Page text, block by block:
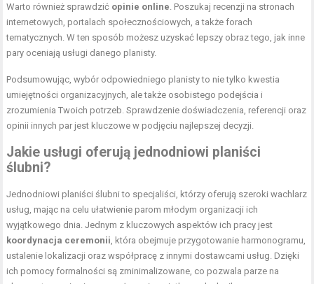
Warto również sprawdzić opinie online . Poszukaj recenzji na stronach
internetowych, portalach społecznościowych, a także forach
tematycznych. W ten sposób możesz uzyskać lepszy obraz tego, jak inne
pary oceniają usługi danego planisty.
Podsumowując, wybór odpowiedniego planisty to nie tylko kwestia
umiejętności organizacyjnych, ale także osobistego podejścia i
zrozumienia Twoich potrzeb. Sprawdzenie doświadczenia, referencji oraz
opinii innych par jest kluczowe w podjęciu najlepszej decyzji.
Jakie usługi oferują jednodniowi planiści
ślubni?
Jednodniowi planiści ślubni to specjaliści, którzy oferują szeroki wachlarz
usług, mając na celu ułatwienie parom młodym organizacji ich
wyjątkowego dnia. Jednym z kluczowych aspektów ich pracy jest
koordynacja ceremonii , która obejmuje przygotowanie harmonogramu,
ustalenie lokalizacji oraz współpracę z innymi dostawcami usług. Dzięki
ich pomocy formalności są zminimalizowane, co pozwala parze na